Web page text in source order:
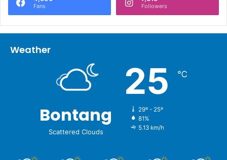
Fans Followers
Weather
Bontang
Scattered Clouds
25 ℃
29º - 25º
81%
5.13 km/h